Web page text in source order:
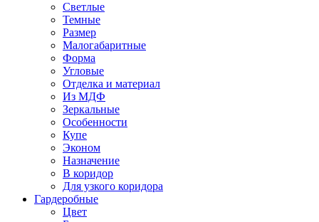
Светлые
Темные
Размер
Малогабаритные
Форма
Угловые
Отделка и материал
Из МДФ
Зеркальные
Особенности
Купе
Эконом
Назначение
В коридор
Для узкого коридора
Гардеробные
Цвет